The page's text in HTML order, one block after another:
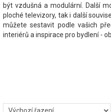
být vzdušná a modulární. Další
ploché televizory, tak i další
můžete sestavit podle vašich
interiérů a inspirace pro bydlení -